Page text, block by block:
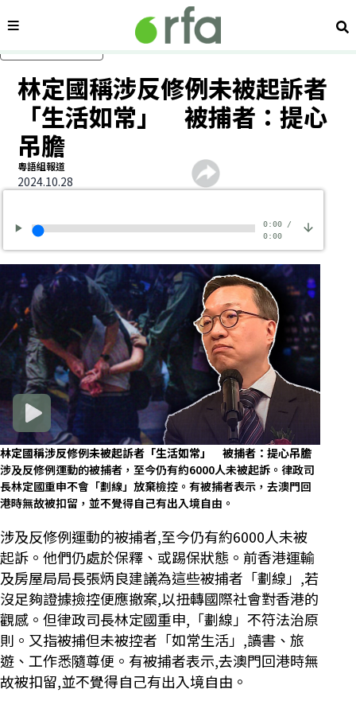
內容分類 搜
林定國稱涉反修例未被起訴者
「生活如常」 被捕者：提心
吊膽
粵語組報道
2024.10.28
0:00/
0:00
林定國稱涉反修例未被起訴者「生活如常」 被捕者：提心吊膽
涉及反修例運動的被捕者，至今仍有約6000人未被起訴。律政司
長林定國重申不會「劃線」放棄檢控。有被捕者表示，去澳門回
港時無故被扣留，並不覺得自己有出入境自由。
涉及反修例運動的被捕者,至今仍有約6000人未被
起訴。他們仍處於保釋、或踢保狀態。前香港運輸
及房屋局局長張炳良建議為這些被捕者「劃線」,若
沒足夠證據撿控便應撤案,以扭轉國際社會對香港的
觀感。但律政司長林定國重申,「劃線」不符法治原
則。又指被捕但未被控者「如常生活」,讀書、旅
遊、工作悉隨尊便。有被捕者表示,去澳門回港時無
故被扣留,並不覺得自己有出入境自由。